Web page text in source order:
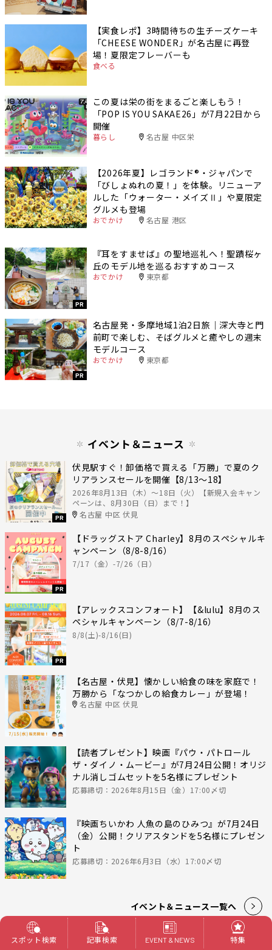
【実食レポ】3時間待ちの生チーズケーキ
「CHEESE WONDER」が名古屋に再登
場！夏限定フレーバーも
食べる
この夏は栄の街をまるごと楽しもう！
「POP IS YOU SAKAE26」が7月22日から
開催
暮らし 名古屋 中区栄
【2026年夏】レゴランド®・ジャパンで
「びしょぬれの夏！」を体験。リニューア
ルした「ウォーター・メイズⅡ」や夏限定
グルメも登場
おでかけ 名古屋 港区
PR
『耳をすませば』の聖地巡礼へ！聖蹟桜ヶ
丘のモデル地を巡るおすすめコース
おでかけ 東京都
PR
名古屋発・多摩地域1泊2日旅｜深大寺と門
前町で楽しむ、そばグルメと癒やしの週末
モデルコース
おでかけ 東京都
イベント＆ニュース
PR
伏見駅すぐ！卸価格で買える「万勝」で夏のク
リアランスセールを開催【8/13〜18】
2026年8月13日（木）〜18日（火）【新規入会キャン
ペーンは、8月30日（日）まで！】
名古屋 中区 伏見
PR
【ドラッグストア Charley】8月のスペシャルキ
ャンペーン（8/8-8/16）
7/17（金）-7/26（日）
PR
【アレックスコンフォート】【&lulu】8月のス
ペシャルキャンペーン（8/7-8/16）
8/8(土)-8/16(日)
【名古屋・伏見】懐かしい給食の味を家庭で！
万勝から「なつかしの給食カレー」が登場！
名古屋 中区 伏見
【読者プレゼント】映画『パウ・パトロール
ザ・ダイノ・ムービー』が7月24日公開！オリジ
ナル消しゴムセットを5名様にプレゼント
応募締切：2026年8月15日（金）17:00〆切
『映画ちいかわ 人魚の島のひみつ』が7月24日
（金）公開！クリアスタンドを5名様にプレゼン
ト
応募締切：2026年6月3日（水）17:00〆切
イベント＆ニュース一覧へ
スポット検索 記事検索 EVENT & NEWS 特集